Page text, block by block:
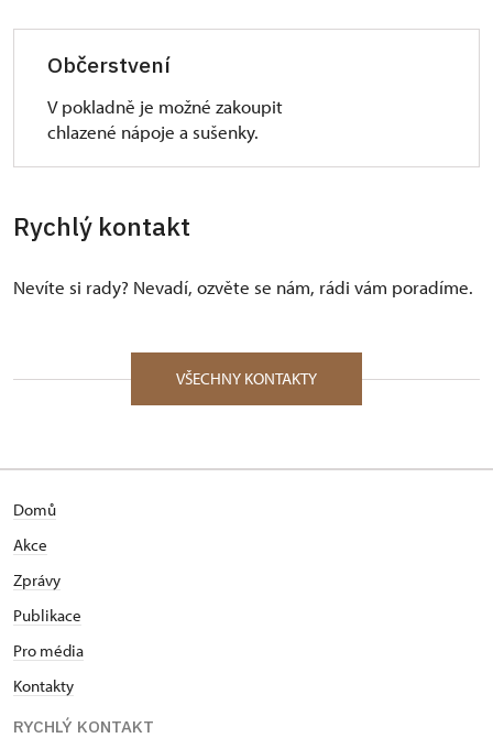
Občerstvení
V pokladně je možné zakoupit
chlazené nápoje a sušenky.
Rychlý kontakt
Nevíte si rady? Nevadí, ozvěte se nám, rádi vám poradíme.
VŠECHNY KONTAKTY
Domů
Akce
Zprávy
Publikace
Pro média
Kontakty
RYCHLÝ KONTAKT